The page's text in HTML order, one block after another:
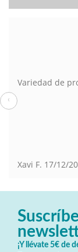
Variedad de
Xavi F. 17/12/
‹
¡Y llévate 5€ de